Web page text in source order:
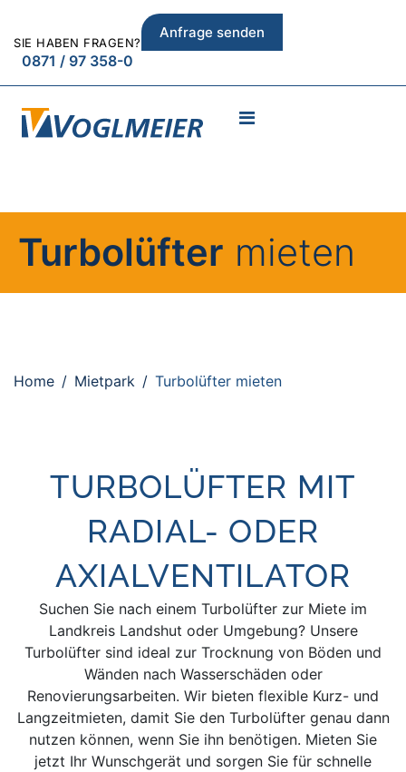
SIE HABEN FRAGEN?
0871 / 97 358-0
Anfrage senden
Turbolüfter mieten
Home Mietpark Turbolüfter mieten
TURBOLÜFTER MIT
RADIAL- ODER
AXIALVENTILATOR
Suchen Sie nach einem Turbolüfter zur Miete im
Landkreis Landshut oder Umgebung? Unsere
Turbolüfter sind ideal zur Trocknung von Böden und
Wänden nach Wasserschäden oder
Renovierungsarbeiten. Wir bieten flexible Kurz- und
Langzeitmieten, damit Sie den Turbolüfter genau dann
nutzen können, wenn Sie ihn benötigen. Mieten Sie
jetzt Ihr Wunschgerät und sorgen Sie für schnelle